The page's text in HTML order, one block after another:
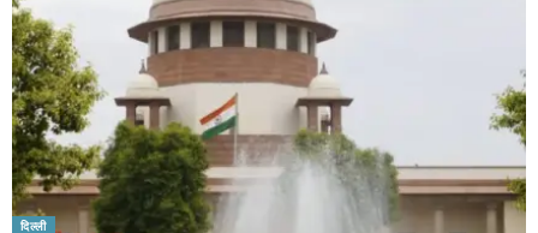
दिल्ली